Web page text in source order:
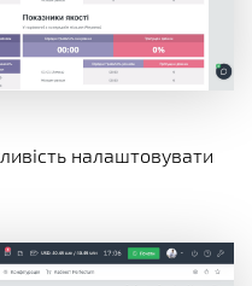
налаштовувати